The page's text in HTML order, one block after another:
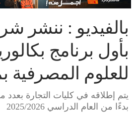
بالفيديو : ننشر
بأول برنامج
للعلوم المصرفية
يتم إطلاقه في كليات التجارة
بدءًا من العام الدراسي 2025/2026